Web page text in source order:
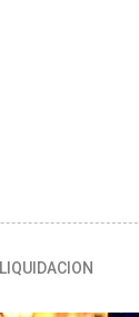
LIQUIDACION